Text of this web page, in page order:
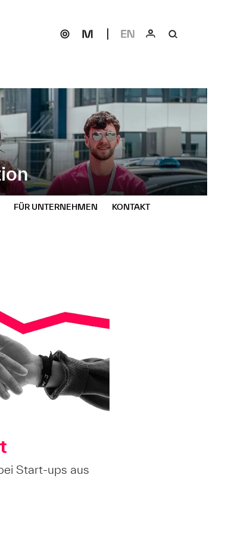
FÜR UNTERNEHMEN KONTAKT
Start-ups aus